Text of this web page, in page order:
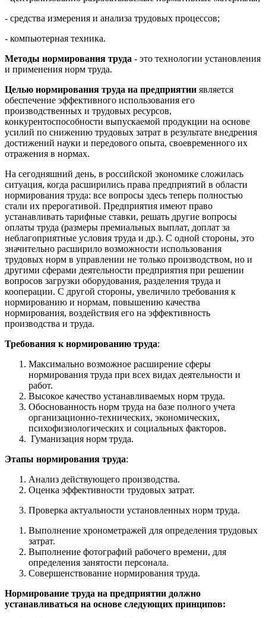
- средства измерения и анализа трудовых процессов;
- компьютерная техника.
Методы норми­рования труда - это технологии установления
и применения норм труда.
Целью нормирования труда на предприятии является
обеспечение эффективного использования его
производственных и трудовых ресурсов,
конкурентоспособности выпускаемой продукции на основе
усилий по снижению трудовых затрат в результате внедрения
достижений науки и передового опыта, своевременного их
отражения в нормах.
На сегодняшний день, в российской экономике сложилась
ситуация, когда расширились права предприятий в области
нормирования труда: все вопросы здесь теперь полностью
стали их прерогативой. Предприятия имеют право
устанавливать тарифные ставки, решать другие вопросы
оплаты труда (размеры премиальных выплат, доплат за
неблагоприятные условия труда и др.). С одной стороны, это
значительно расширило возможности использования
трудовых норм в управлении не только производством, но и
другими сферами деятельности предприятия при решении
вопросов загрузки оборудования, разделения труда и
кооперации. С другой стороны, увеличило требования к
нормированию и нормам, повышению качества
нормирования, воздействия его на эффективность
производства и труда.
Требования к нормированию труда:
Максимально возможное расширение сферы
нормирования труда при всех видах деятельности и
работ.
Высокое качество устанавливаемых норм труда.
Обоснованность норм труда на базе полного учета
организационно-технических, экономиче­ских,
психофизиологических и социальных факторов.
Гуманизация норм труда.
Этапы нормирования труда:
Анализ действующего производства.
Оценка эффективности трудовых затрат.
Проверка актуальности установленных норм труда.
Выполнение хронометражей для определения трудовых
затрат.
Выполнение фотографий рабочего времени, для
определения занятости персонала.
Совершенствование нормирования труда.
Нормирование труда на предприятии должно
устанавливаться на основе следующих принципов: